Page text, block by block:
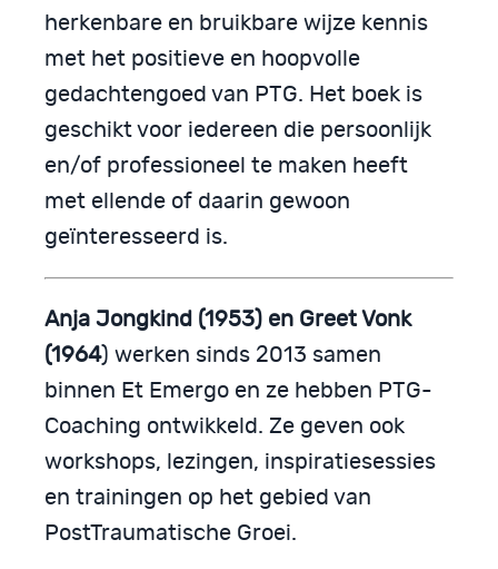
herkenbare en bruikbare wijze kennis
met het positieve en hoopvolle
gedachtengoed van PTG. Het boek is
geschikt voor iedereen die persoonlijk
en/of professioneel te maken heeft
met ellende of daarin gewoon
geïnteresseerd is.
Anja Jongkind (1953) en Greet Vonk
(1964) werken sinds 2013 samen
binnen Et Emergo en ze hebben PTG-
Coaching ontwikkeld. Ze geven ook
workshops, lezingen, inspiratiesessies
en trainingen op het gebied van
PostTraumatische Groei.